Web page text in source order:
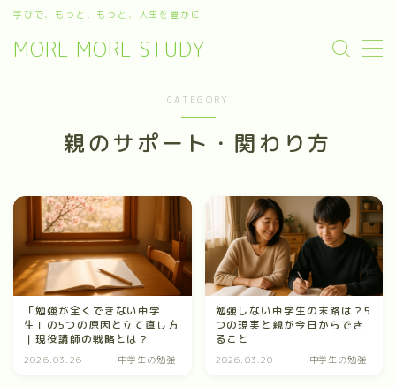
MORE MORE STUDY
学びで、もっと、もっと、人生を豊かに
プライバシーポリシー
プライバシーポリシー
特定商取引法に基づく表記
運営者情報
CATEGORY
親のサポート・関わり方
「勉強が全くできない中学
生」の5つの原因と立て直し方
｜現役講師の戦略とは？
2026.03.26 中学生の勉強
勉強しない中学生の末路は？5
つの現実と親が今日からでき
ること
2026.03.20 中学生の勉強